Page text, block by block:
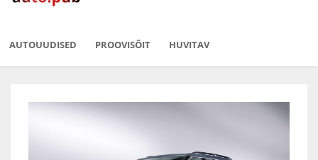
AUTOUUDISED PROOVISÕIT HUVITAV